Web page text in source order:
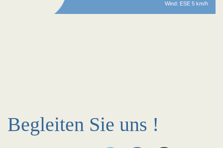
Wind: ESE 5 km/h
Begleiten Sie uns !